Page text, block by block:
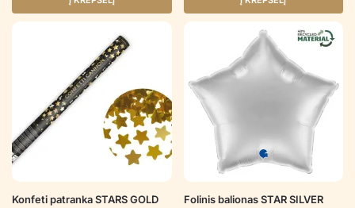
Konfeti patranka STARS GOLD Folinis balionas STAR SILVER